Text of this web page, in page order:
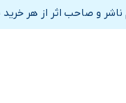
و صاحب اثر از هر